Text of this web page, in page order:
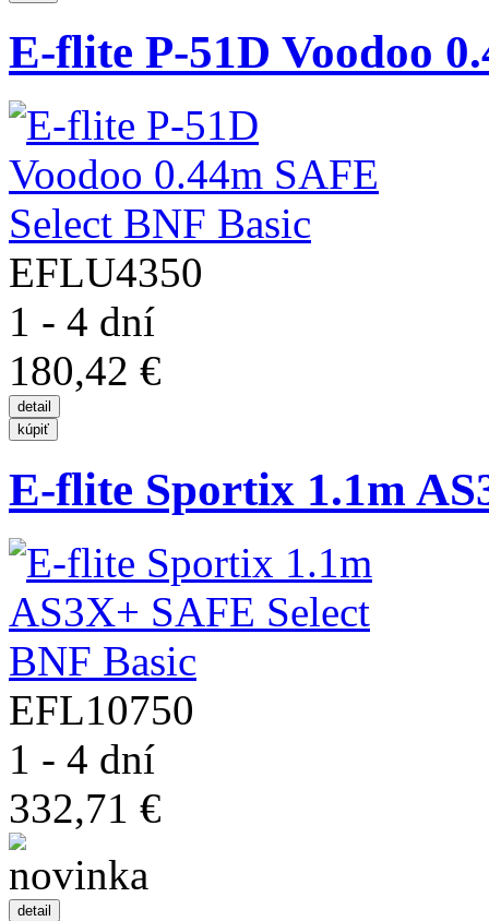
E-flite P-51D Voodoo
EFLU4350
1 - 4 dní
180,42 €
E-flite Sportix 1.1m
EFL10750
1 - 4 dní
332,71 €